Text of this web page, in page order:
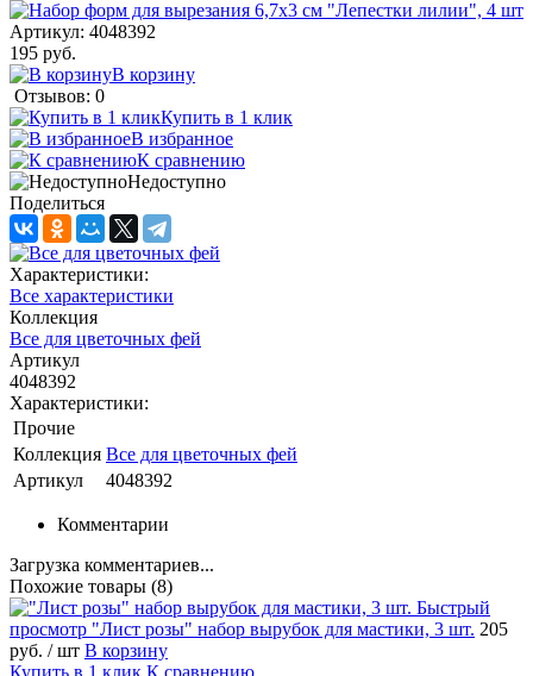
Артикул: 4048392
195 руб.
В корзину
Отзывов: 0
Купить в 1 клик
В избранное
К сравнению
Недоступно
Поделиться
Характеристики:
Все характеристики
Коллекция
Все для цветочных фей
Артикул
4048392
Характеристики:
Прочие
Коллекция Все для цветочных фей
Артикул
4048392
Комментарии
Загрузка комментариев...
Похожие товары (8)
Быстрый
просмотр "Лист розы" набор вырубок для мастики, 3 шт. 205
руб. / шт В корзину
Купить в 1 клик К сравнению